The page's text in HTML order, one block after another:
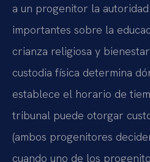
a un progenitor la
importantes sobre la
crianza religiosa y
custodia física determina
establece el horario de
tribunal puede otorgar
(ambos progenitores
cuando uno de los